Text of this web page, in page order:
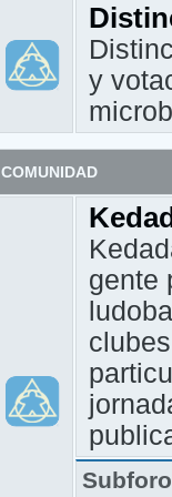
y
COMUNIDAD
gente